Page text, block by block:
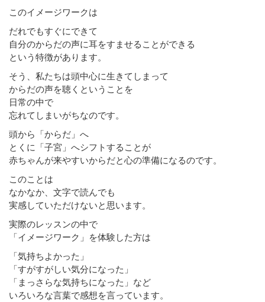
このイメージワークは
だれでもすぐにできて
自分のからだの声に耳をすませることができる
という特徴があります。
そう、私たちは頭中心に生きてしまって
からだの声を聴くということを
日常の中で
忘れてしまいがちなのです。
頭から「からだ」へ
とくに「子宮」へシフトすることが
赤ちゃんが来やすいからだと心の準備になるのです。
このことは
なかなか、文字で読んでも
実感していただけないと思います。
実際のレッスンの中で
「イメージワーク」を体験した方は
「気持ちよかった」
「すがすがしい気分になった」
「まっさらな気持ちになった」など
いろいろな言葉で感想を言っています。